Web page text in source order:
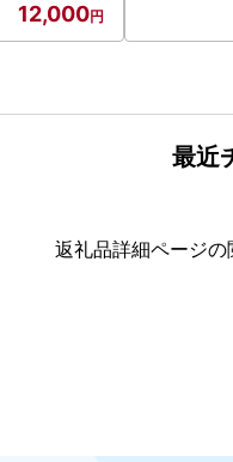
12,000
最近
返礼品詳細ページの